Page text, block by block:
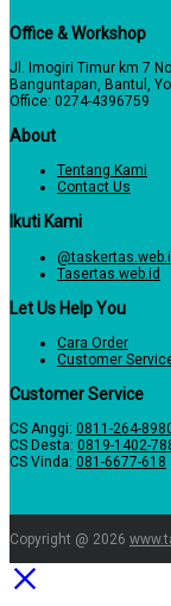
Office & Workshop
Jl. Imogiri Timur km 7
Banguntapan, Bantul,
Office: 0274-4396759
About
Tentang Kami
Contact Us
Ikuti Kami
Tasertas.web.id
Let Us Help You
Cara Order
Customer
Customer Service
CS Anggi: 0811-264-
CS Desta: 0819-1402-
CS Vinda: 081-6677-618
Copyright @ 2026